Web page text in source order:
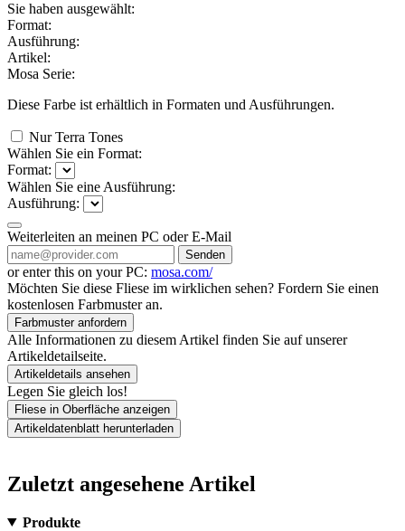
Sie haben ausgewählt:
Format:
Ausführung:
Artikel:
Mosa Serie:
Diese Farbe ist erhältlich in Formaten und Ausführungen.
Nur Terra Tones
Wählen Sie ein Format:
Format:
Wählen Sie eine Ausführung:
Ausführung:
Weiterleiten an meinen PC oder E-Mail
Senden
or enter this on your PC: mosa.com/
Möchten Sie diese Fliese im wirklichen sehen? Fordern Sie einen
kostenlosen Farbmuster an.
Farbmuster anfordern
Alle Informationen zu diesem Artikel finden Sie auf unserer
Artikeldetailseite.
Artikeldetails ansehen
Legen Sie gleich los!
Fliese in Oberfläche anzeigen
Artikeldatenblatt herunterladen
Zuletzt angesehene Artikel
Produkte